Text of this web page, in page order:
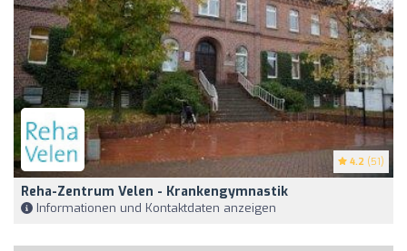
4.2 (51)
Reha-Zentrum Velen - Krankengymnastik
Informationen und Kontaktdaten anzeigen